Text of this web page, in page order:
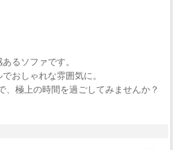
るソファです。
おしゃれな雰囲気に。
、極上の時間を過ごしてみませんか？